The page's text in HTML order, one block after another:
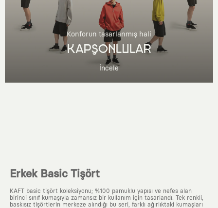
Konforun tasarlanmış hali
KAPŞONLULAR
İncele
Erkek Basic Tişört
KAFT basic tişört koleksiyonu; %100 pamuklu yapısı ve nefes alan
birinci sınıf kumaşıyla zamansız bir kullanım için tasarlandı. Tek renkli,
baskısız tişörtlerin merkeze alındığı bu seri, farklı ağırlıktaki kumaşları